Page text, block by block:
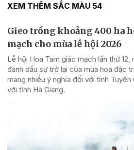
XEM THÊM SẮC MÀU 54
Gieo trồng khoảng 400 ha
mạch cho mùa lễ hội 2026
Lễ hội Hoa Tam giác mạch lần thứ 12,
đánh dấu sự trở lại của mùa hoa đặc
mang nhiều ý nghĩa đối với tỉnh Tuyên
với tỉnh Hà Giang.